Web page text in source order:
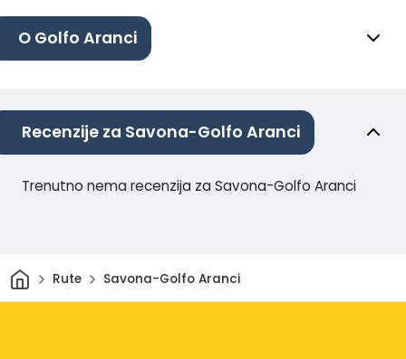
O Golfo Aranci
Recenzije za Savona-Golfo Aranci
Trenutno nema recenzija za Savona-Golfo Aranci
DomRute Savona-Golfo Aranci